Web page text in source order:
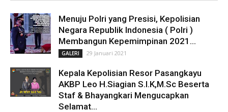
Menuju Polri yang Presisi, Kepolisian
Negara Republik Indonesia ( Polri )
Membangun Kepemimpinan 2021...
GALERI 29 Januari 2021
Kepala Kepolisian Resor Pasangkayu
AKBP Leo H.Siagian S.I.K,M.Sc Beserta
Staf & Bhayangkari Mengucapkan
Selamat...